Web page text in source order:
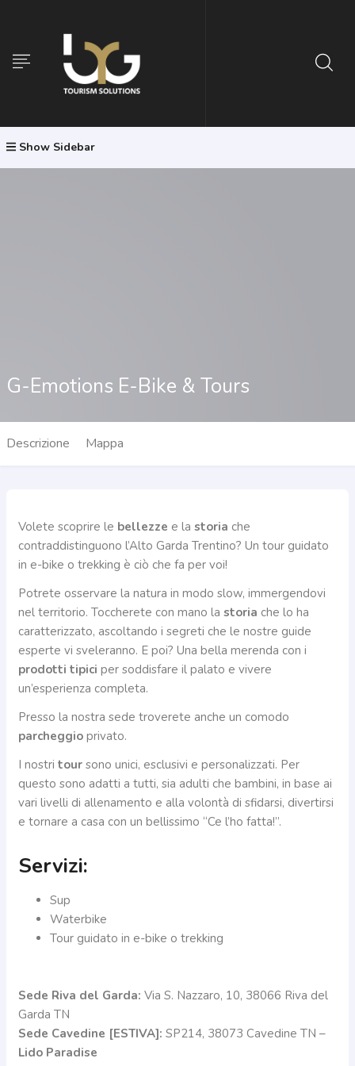
Show Sidebar
G-Emotions E-Bike & Tours
Descrizione Mappa
Volete scoprire le bellezze e la storia che
contraddistinguono l’Alto Garda Trentino? Un tour guidato
in e-bike o trekking è ciò che fa per voi!
Potrete osservare la natura in modo slow, immergendovi
nel territorio. Toccherete con mano la storia che lo ha
caratterizzato, ascoltando i segreti che le nostre guide
esperte vi sveleranno. E poi? Una bella merenda con i
prodotti tipici per soddisfare il palato e vivere
un’esperienza completa.
Presso la nostra sede troverete anche un comodo
parcheggio privato.
I nostri tour sono unici, esclusivi e personalizzati. Per
questo sono adatti a tutti, sia adulti che bambini, in base ai
vari livelli di allenamento e alla volontà di sfidarsi, divertirsi
e tornare a casa con un bellissimo “Ce l’ho fatta!”.
Servizi:
Sup
Waterbike
Tour guidato in e-bike o trekking
Sede Riva del Garda: Via S. Nazzaro, 10, 38066 Riva del
Garda TN
Sede Cavedine [ESTIVA]: SP214, 38073 Cavedine TN –
Lido Paradise